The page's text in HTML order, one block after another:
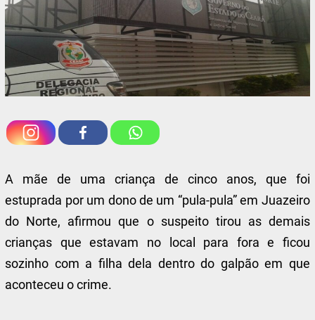
A mãe de uma criança de cinco anos, que foi
estuprada por um dono de um “pula-pula” em Juazeiro
do Norte, afirmou que o suspeito tirou as demais
crianças que estavam no local para fora e ficou
sozinho com a filha dela dentro do galpão em que
aconteceu o crime.